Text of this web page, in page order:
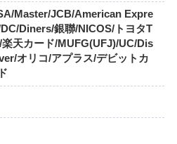
Master/JCB/American Expre
Diners/銀聯/NICOS/トヨタT
楽天カード/MUFG(UFJ)/UC/Dis
オリコ/アプラス/デビットカ